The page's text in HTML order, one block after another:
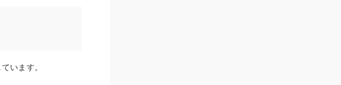
います。